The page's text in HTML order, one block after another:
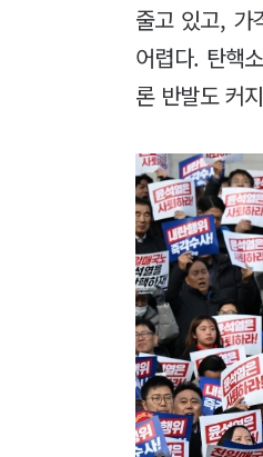
줄고 있고, 가
어렵다. 탄핵
론 반발도 커